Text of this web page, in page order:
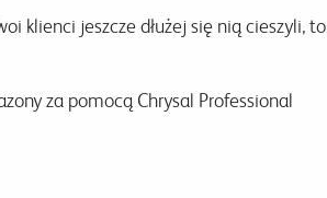
klienci jeszcze dłużej się nią cieszyli, to
za pomocą Chrysal Professional